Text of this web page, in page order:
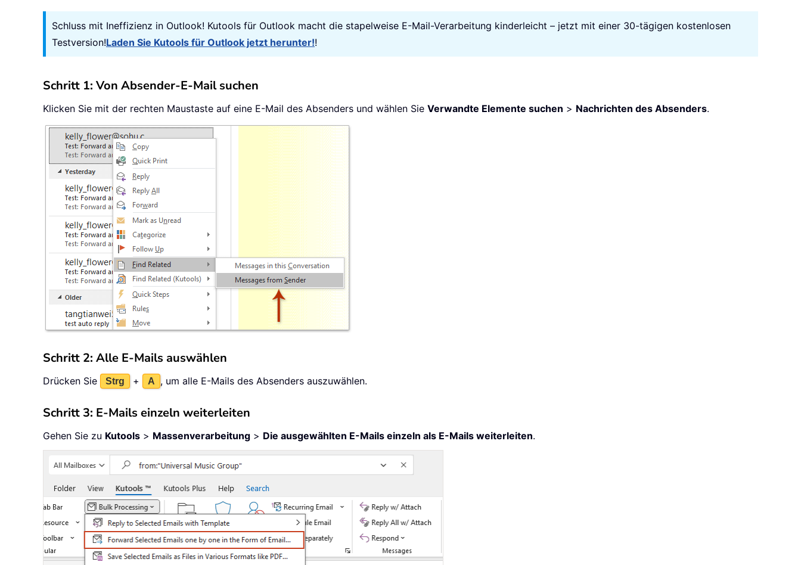
Schluss mit Ineffizienz in Outlook! Kutools für Outlook macht die stapelweise E-Mail-Verarbeitung kinderleicht – jetzt mit einer 30-tägigen kostenlosen
Testversion!Laden Sie Kutools für Outlook jetzt herunter!!
Schritt 1: Von Absender-E-Mail suchen
Klicken Sie mit der rechten Maustaste auf eine E-Mail des Absenders und wählen Sie Verwandte Elemente suchen > Nachrichten des Absenders.
Schritt 2: Alle E-Mails auswählen
Drücken Sie Strg + A , um alle E-Mails des Absenders auszuwählen.
Schritt 3: E-Mails einzeln weiterleiten
Gehen Sie zu Kutools > Massenverarbeitung > Die ausgewählten E-Mails einzeln als E-Mails weiterleiten.